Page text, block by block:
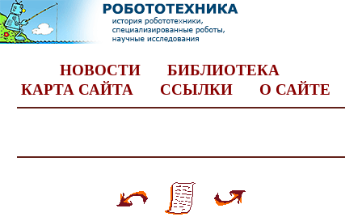
НОВОСТИ
БИБЛИОТЕКА
КАРТА САЙТА
ССЫЛКИ О САЙТЕ